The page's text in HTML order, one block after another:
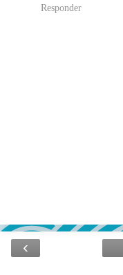
Responder
‹